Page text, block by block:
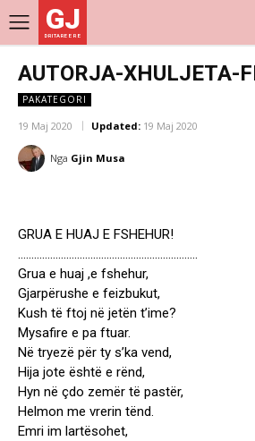
GJ
DRITARE E RE
AUTORJA-XHULJETA-
PAKATEGORI
19 Maj 2020 Updated: 19 Maj 2020
Nga Gjin Musa
GRUA E HUAJ E FSHEHUR!
………………………………………………………….
Grua e huaj ,e fshehur,
Gjarpërushe e feizbukut,
Kush të ftoj në jetën t’ime?
Mysafire e pa ftuar.
Në tryezë për ty s’ka vend,
Hija jote është e rënd,
Hyn në çdo zemër të pastër,
Helmon me vrerin tënd.
Emri im lartësohet,